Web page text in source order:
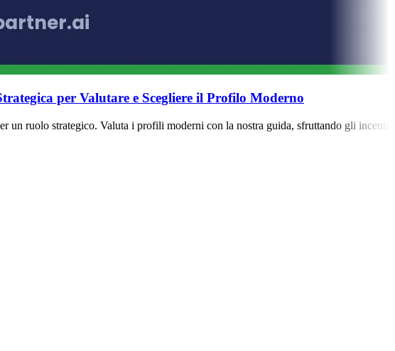
per Valutare e Scegliere il Profilo Moderno
un ruolo strategico. Valuta i profili moderni con la nostra guida, sfruttando gli